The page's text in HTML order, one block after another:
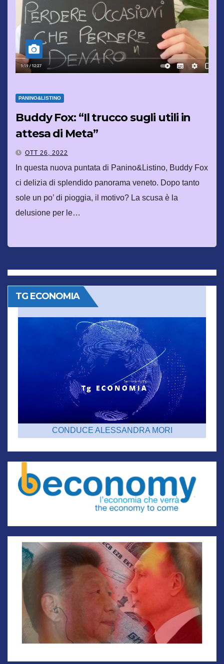
PANINO&LISTINO
Buddy Fox: “Il trucco sugli utili in
attesa di Meta”
OTT 26, 2022
In questa nuova puntata di Panino&Listino, Buddy Fox
ci delizia di splendido panorama veneto. Dopo tanto
sole un po’ di pioggia, il motivo? La scusa è la
delusione per le…
TG ECONOMIA
CONDUCE ALESSANDRA MORI